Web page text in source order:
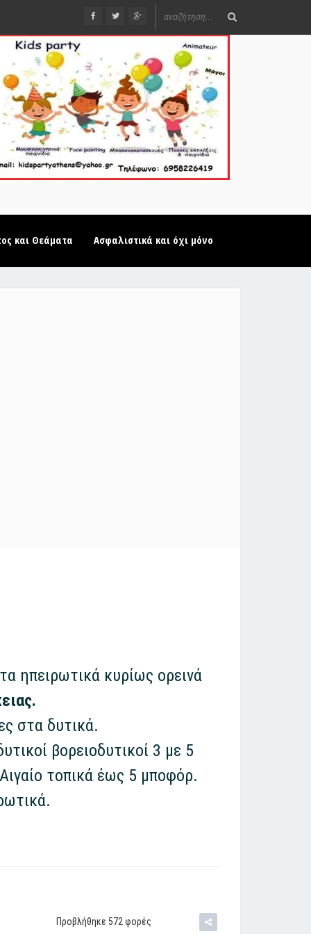
και Θεάματα Ασφαλιστικά και όχι μόνο
ηπειρωτικά κυρίως ορεινά
στα δυτικά.
βορειοδυτικοί 3 με 5
τοπικά έως 5 μποφόρ.
Προβλήθηκε 572 φορές